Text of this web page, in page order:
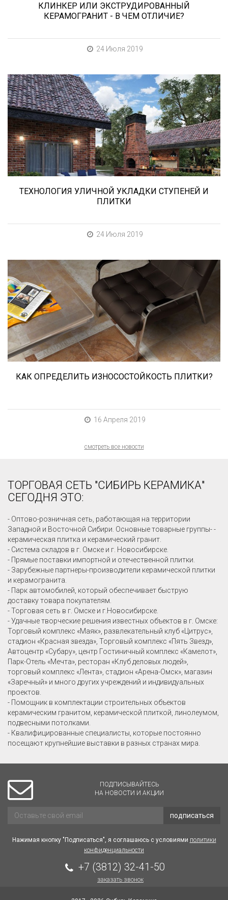
КЛИНКЕР ИЛИ ЭКСТРУДИРОВАННЫЙ
КЕРАМОГРАНИТ - В ЧЕМ ОТЛИЧИЕ?
24 Июля 2019
В этой статье мы расскажем о том, что
нужно учесть при выборе и укладке уличных
облицовочных материалов (ступени и плитка).
ТЕХНОЛОГИЯ УЛИЧНОЙ УКЛАДКИ СТУПЕНЕЙ И
ПЛИТКИ
24 Июля 2019
При выборе любой плитки важно важны не
только цвет и размер, но и ее
износостойкость. Как же определить
износостойкость керамической плитки и
керамогранита? Сейчас расскажем.
КАК ОПРЕДЕЛИТЬ ИЗНОСОСТОЙКОСТЬ ПЛИТКИ?
16 Апреля 2019
смотреть все новости
ТОРГОВАЯ СЕТЬ "СИБИРЬ КЕРАМИКА"
СЕГОДНЯ ЭТО:
- Оптово-розничная сеть, работающая на территории
Западной и Восточной Сибири. Основные товарные группы- -
керамическая плитка и керамический гранит.
- Система складов в г. Омске и г. Новосибирске.
- Прямые поставки импортной и отечественной плитки.
- Зарубежные партнеры-производители керамической плитки
и керамогранита.
- Парк автомобилей, который обеспечивает быструю
доставку товара покупателям.
- Торговая сеть в г. Омске и г.Новосибирске.
- Удачные творческие решения известных объектов в г. Омске:
Торговый комплекс «Маяк», развлекательный клуб «Цитрус»,
стадион «Красная звезда», Торговый комплекс «Пять Звезд»,
Автоцентр «Субару», центр Гостиничный комплекс «Камелот»,
Парк-Отель «Мечта», ресторан «Клуб деловых людей»,
торговый комплекс «Лента», стадион «Арена-Омск», магазин
«Заречный» и много других учреждений и индивидуальных
проектов.
- Помощник в комплектации строительных объектов
керамическим гранитом, керамической плиткой, линолеумом,
подвесными потолками.
- Квалифицированные специалисты, которые постоянно
посещают крупнейшие выставки в разных странах мира.
ПОДПИСЫВАЙТЕСЬ
НА НОВОСТИ И АКЦИИ
подписаться
Нажимая кнопку "Подписаться", я соглашаюсь с условиями политики
конфиденциальности
+7 (3812) 32-41-50
заказать звонок